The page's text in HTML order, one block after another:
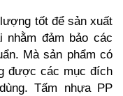
tốt để sản xuất
nhằm đảm bảo các
Mà sản phẩm có
được các mục đích
Tấm nhựa PP